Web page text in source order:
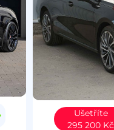
Ušetříte
295 200 Kč